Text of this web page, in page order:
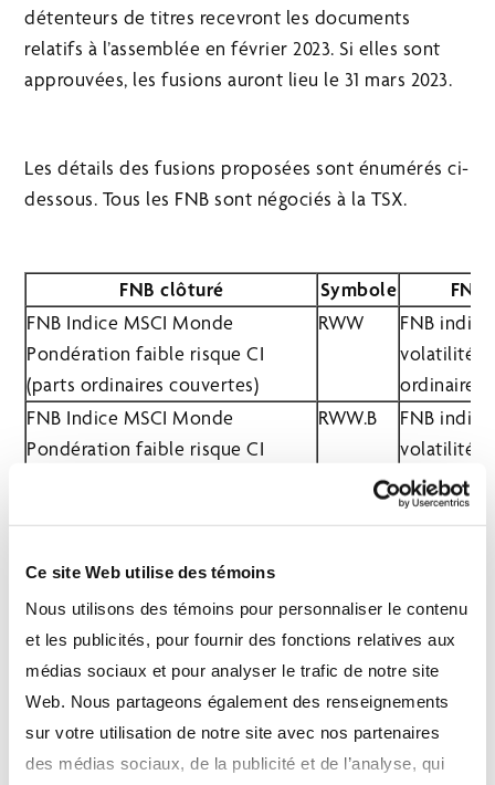
Ce site Web utilise des témoins
Nous utilisons des témoins pour personnaliser le contenu
et les publicités, pour fournir des fonctions relatives aux
médias sociaux et pour analyser le trafic de notre site
Web. Nous partageons également des renseignements
sur votre utilisation de notre site avec nos partenaires
des médias sociaux, de la publicité et de l’analyse, qui
détenteurs de titres recevront les documents
relatifs à l’assemblée en février 2023. Si elles sont
approuvées, les fusions auront lieu le 31 mars 2023.
Les détails des fusions proposées sont énumérés ci-
dessous. Tous les FNB sont négociés à la TSX.
FNB clôturé Symbole
FNB Indice MSCI Monde
Pondération faible risque CI
(parts ordinaires couvertes)
RWW
FNB
volatilité à
ordinaires
FNB Indice MSCI Monde
Pondération faible risque CI
RWW.B
FNB
volatilité à
ordinaires
(parts ordinaires couvertes)
FNB
FNB Indice MSCI International
Pondération faible risque CI
(parts ordinaires non couvertes)
RWX.B
FNB
volatilité à
ordinaires
FNB Indice MSCI Europe
Pondération faible risque CI
(parts ordinaires couvertes)
RWE
FNB
volatilité à
ordinaires